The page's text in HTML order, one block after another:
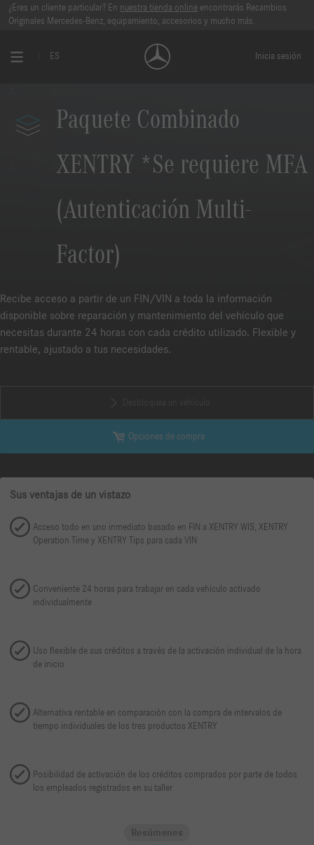
¿Eres un cliente particular? En nuestra tienda online encontrarás Recambios
Originales Mercedes-Benz, equipamiento, accesorios y mucho más.
ES Inicia sesión
Paquete Combinado
XENTRY *Se requiere MFA
(Autenticación Multi-
Factor)
Recibe acceso a partir de un FIN/VIN a toda la información
disponible sobre reparación y mantenimiento del vehículo que
necesitas durante 24 horas con cada crédito utilizado. Flexible y
rentable, ajustado a tus necesidades.
Opciones de compra
Sus ventajas de un vistazo
Acceso todo en uno inmediato basado en FIN a XENTRY WIS, XENTRY
Operation Time y XENTRY Tips para cada VIN
Conveniente 24 horas para trabajar en cada vehículo activado
individualmente
Uso flexible de sus créditos a través de la activación individual de la hora
de inicio
Alternativa rentable en comparación con la compra de intervalos de
tiempo individuales de los tres productos XENTRY
Posibilidad de activación de los créditos comprados por parte de todos
los empleados registrados en su taller
Resúmenes